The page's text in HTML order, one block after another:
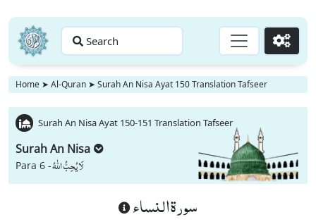
Search Go
Home ➤ Al-Quran ➤ Surah An Nisa Ayat 150 Translation Tafseer
Surah An Nisa Ayat 150-151 Translation Tafseer
Surah An Nisa
Para 6 -لَا یُحِبُّ اللّٰهُ
سورة النساء